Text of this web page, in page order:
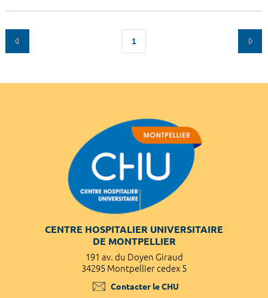
1
CENTRE HOSPITALIER UNIVERSITAIRE
DE MONTPELLIER
191 av. du Doyen Giraud
34295 Montpellier cedex 5
Contacter le CHU